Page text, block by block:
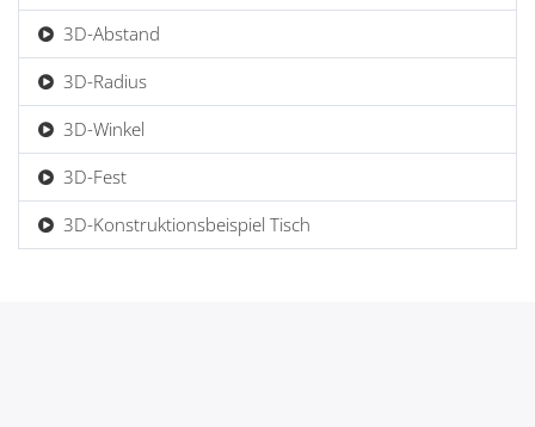
3D-Abstand
3D-Radius
3D-Winkel
3D-Fest
3D-Konstruktionsbeispiel Tisch